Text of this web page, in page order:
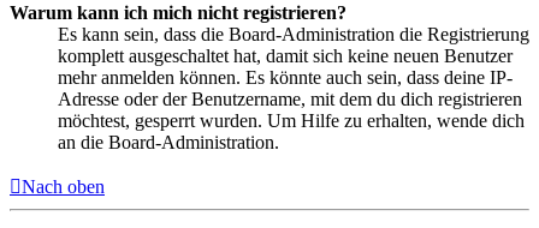
Warum kann ich mich nicht registrieren?
Es kann sein, dass die Board-Administration die Registrierung
komplett ausgeschaltet hat, damit sich keine neuen Benutzer
mehr anmelden können. Es könnte auch sein, dass deine IP-
Adresse oder der Benutzername, mit dem du dich registrieren
möchtest, gesperrt wurden. Um Hilfe zu erhalten, wende dich
an die Board-Administration.
Nach oben